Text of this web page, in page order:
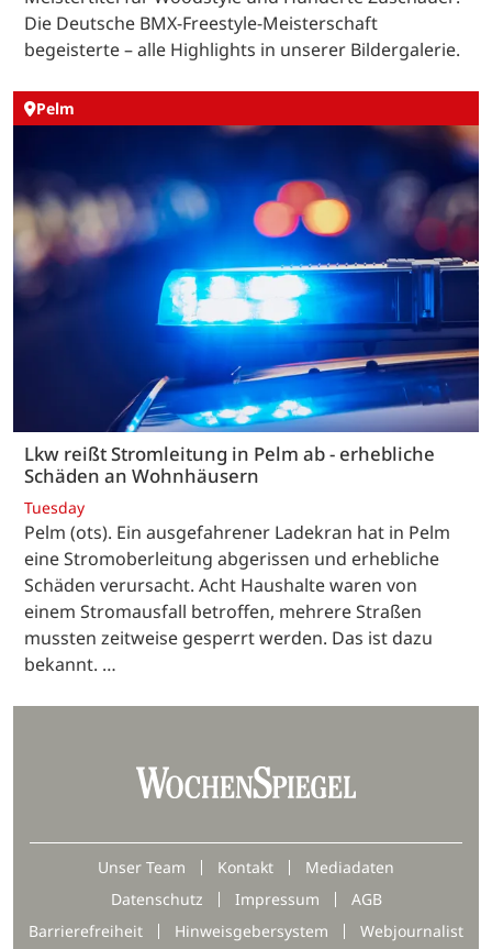
Die Deutsche BMX-Freestyle-Meisterschaft
begeisterte – alle Highlights in unserer Bildergalerie.
Pelm
Lkw reißt Stromleitung in Pelm ab - erhebliche
Schäden an Wohnhäusern
Tuesday
Pelm (ots). Ein ausgefahrener Ladekran hat in Pelm
eine Stromoberleitung abgerissen und erhebliche
Schäden verursacht. Acht Haushalte waren von
einem Stromausfall betroffen, mehrere Straßen
mussten zeitweise gesperrt werden. Das ist dazu
bekannt. …
Unser Team Kontakt
Mediadaten
Datenschutz
Impressum
AGB
Barrierefreiheit
Hinweisgebersystem Webjournalist